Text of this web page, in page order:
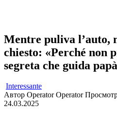
Mentre puliva l’auto,
chiesto: «Perché non
segreta che guida
Interessante
Автор Operator Operator
24.03.2025